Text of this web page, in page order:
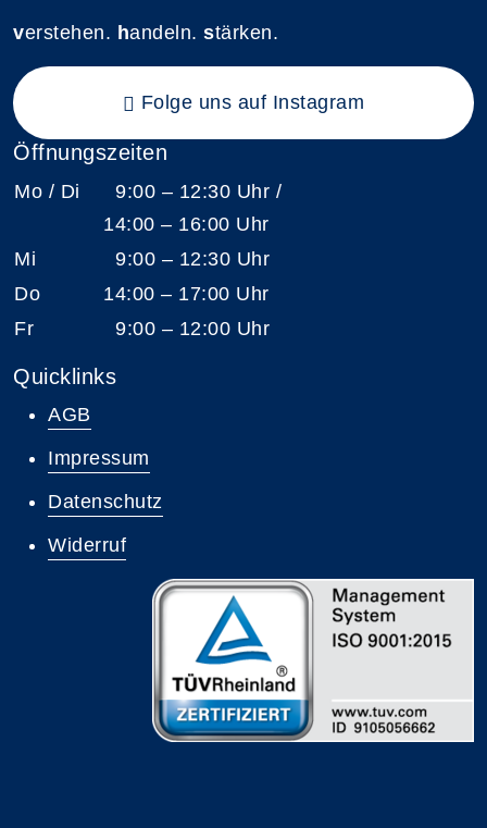
verstehen. handeln. stärken.
Folge uns auf Instagram
Öffnungszeiten
Mo / Di
9:00 – 12:30 Uhr /
14:00 – 16:00 Uhr
Mi
9:00 – 12:30 Uhr
Do
14:00 – 17:00 Uhr
Fr
9:00 – 12:00 Uhr
Quicklinks
AGB
Impressum
Datenschutz
Widerruf